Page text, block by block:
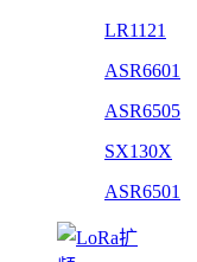
LR1121
ASR6601
ASR6505
SX130X
ASR6501